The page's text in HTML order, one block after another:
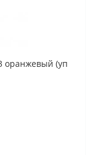
оранжевый (уп